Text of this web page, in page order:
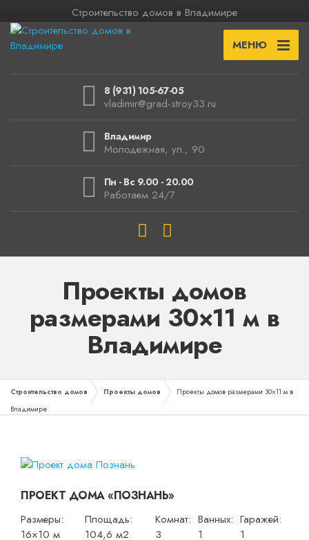
Строительство домов в Владимире
МЕНЮ
8 (931) 105-67-05
vladimir@grad-stroy33.ru
Владимир
Молодежная, ул., 90
Пн - Вс 9.00 - 20.00
Работаем 24/7
Проекты домов
размерами 30×11 м в
Владимире
Строительство домов Проекты домов
Проекты домов размерами 30×11 м в
Владимире
ПРОЕКТ ДОМА «ПОЗНАНЬ»
Размеры:
16×10 м
Площадь:
104,6 м2
Комнат:
3
Ванных:
1
Гаражей:
1